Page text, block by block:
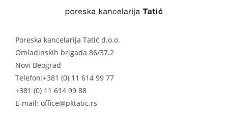
Poreska kancelarija Tatić d.o.o.
Omladinskih brigada 86/37.2
Novi Beograd
Telefon:+381 (0) 11 614 99 77
+381 (0) 11 614 99 88
E-mail: office@pktatic.rs